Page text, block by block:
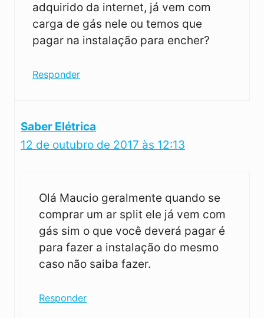
adquirido da internet, já vem com
carga de gás nele ou temos que
pagar na instalação para encher?
Responder
Saber Elétrica
12 de outubro de 2017 às 12:13
Olá Maucio geralmente quando se
comprar um ar split ele já vem com
gás sim o que você deverá pagar é
para fazer a instalação do mesmo
caso não saiba fazer.
Responder